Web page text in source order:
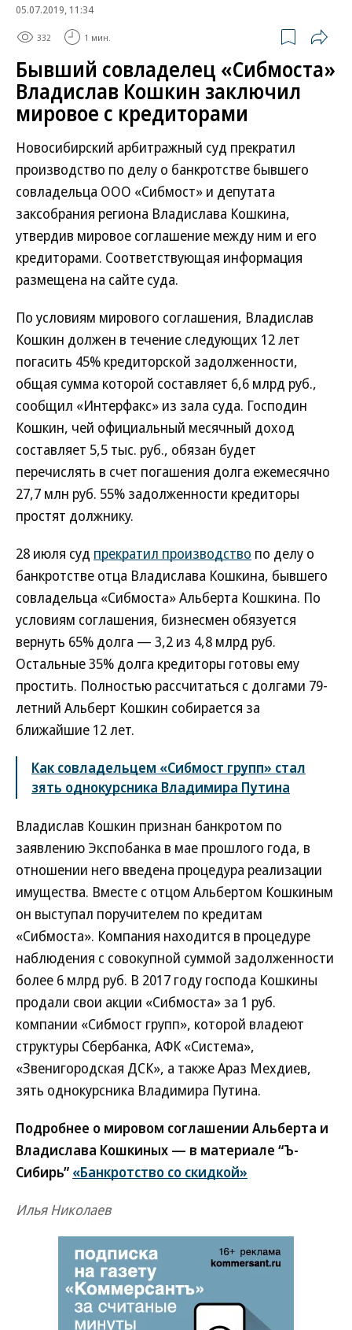
05.07.2019, 11:34
332 1 мин.
Бывший совладелец «Сибмоста»
Владислав Кошкин заключил
мировое с кредиторами
Новосибирский арбитражный суд прекратил
производство по делу о банкротстве бывшего
совладельца ООО «Сибмост» и депутата
заксобрания региона Владислава Кошкина,
утвердив мировое соглашение между ним и его
кредиторами. Соответствующая информация
размещена на сайте суда.
По условиям мирового соглашения, Владислав
Кошкин должен в течение следующих 12 лет
погасить 45% кредиторской задолженности,
общая сумма которой составляет 6,6 млрд руб.,
сообщил «Интерфакс» из зала суда. Господин
Кошкин, чей официальный месячный доход
составляет 5,5 тыс. руб., обязан будет
перечислять в счет погашения долга ежемесячно
27,7 млн руб. 55% задолженности кредиторы
простят должнику.
28 июля суд прекратил производство по делу о
банкротстве отца Владислава Кошкина, бывшего
совладельца «Сибмоста» Альберта Кошкина. По
условиям соглашения, бизнесмен обязуется
вернуть 65% долга — 3,2 из 4,8 млрд руб.
Остальные 35% долга кредиторы готовы ему
простить. Полностью рассчитаться с долгами 79-
летний Альберт Кошкин собирается за
ближайшие 12 лет.
Как совладельцем «Сибмост групп» стал
зять однокурсника Владимира Путина
Владислав Кошкин признан банкротом по
заявлению Экспобанка в мае прошлого года, в
отношении него введена процедура реализации
имущества. Вместе с отцом Альбертом Кошкиным
он выступал поручителем по кредитам
«Сибмоста». Компания находится в процедуре
наблюдения с совокупной суммой задолженности
более 6 млрд руб. В 2017 году господа Кошкины
продали свои акции «Сибмоста» за 1 руб.
компании «Сибмост групп», которой владеют
структуры Сбербанка, АФК «Система»,
«Звенигородская ДСК», а также Араз Мехдиев,
зять однокурсника Владимира Путина.
Подробнее о мировом соглашении Альберта и
Владислава Кошкиных — в материале “Ъ-
Сибирь” «Банкротство со скидкой»
Илья Николаев